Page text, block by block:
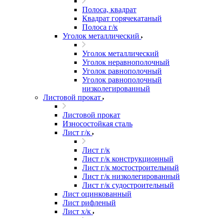
Полоса, квадрат
Квадрат горячекатаный
Полоса г/к
Уголок металлический
Уголок металлический
Уголок неравнополочный
Уголок равнополочный
Уголок равнополочный
низколегированный
Листовой прокат
Листовой прокат
Износостойкая сталь
Лист г/к
Лист г/к
Лист г/к конструкционный
Лист г/к мостостроительный
Лист г/к низколегированный
Лист г/к судостроительный
Лист оцинкованный
Лист рифленый
Лист х/к